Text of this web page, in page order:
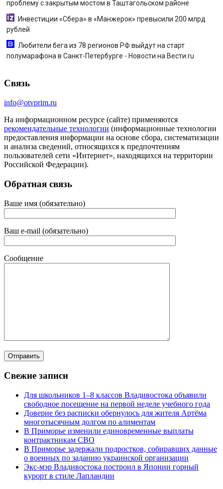
проблему с закрытым мостом в Таштагольском районе
Инвестиции «Сбера» в «Манжерок» превысили 200 млрд
рублей
Любители бега из 78 регионов РФ выйдут на старт
полумарафона в Санкт-Петербурге - Новости на Вести.ru
Связь
info@otvprim.ru
На информационном ресурсе (сайте) применяются
рекомендательные технологии (информационные технологии
предоставления информации на основе сбора, систематизации
и анализа сведений, относящихся к предпочтениям
пользователей сети «Интернет», находящихся на территории
Российской Федерации).
Обратная связь
Ваше имя (обязательно)
Ваш e-mail (обязательно)
Сообщение
Свежие записи
Для школьников 1–8 классов Владивостока объявили
свободное посещение на первой неделе учебного года
Доверие без расписки обернулось для жителя Артёма
многотысячным долгом по алиментам
В Приморье изменили единовременные выплаты
контрактникам СВО
В Приморье задержали подростков, собиравших данные
о военных по заданию украинской организации
Экс-мэр Владивостока построил в Японии горный
курорт в стиле Лапландии